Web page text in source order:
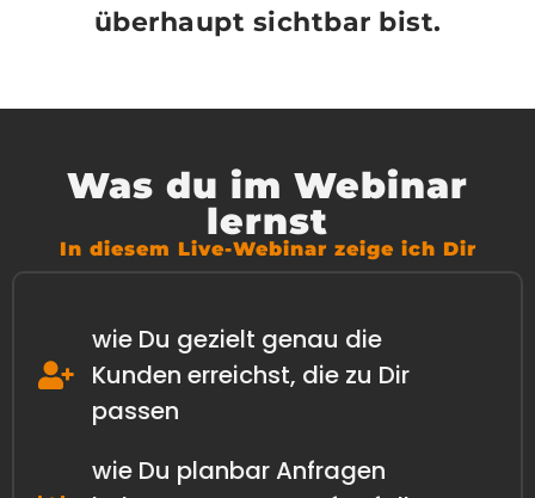
überhaupt sichtbar bist.
Was du im Webinar
lernst
In diesem Live-Webinar zeige ich Dir
wie Du gezielt genau die
Kunden erreichst, die zu Dir
passen
wie Du planbar Anfragen